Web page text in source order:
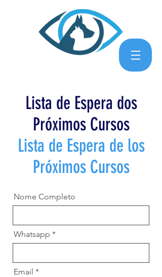
Lista de Espera dos
Próximos Cursos
Lista de Espera de los
Próximos Cursos
Nome Completo
Whatsapp
Email